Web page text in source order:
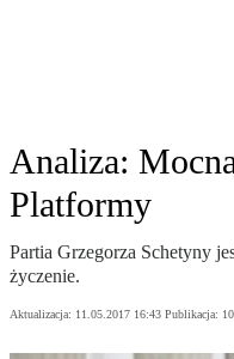
Analiza:
Platformy
Partia Grzegorza Schetyny
życzenie.
Aktualizacja: 11.05.2017 16:43 Publikacja: